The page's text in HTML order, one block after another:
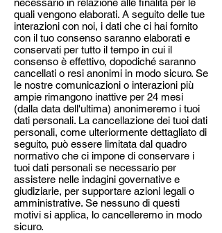
necessario in relazione alle finalità per le
quali vengono elaborati. A seguito delle tue
interazioni con noi, i dati che ci hai fornito
con il tuo consenso saranno elaborati e
conservati per tutto il tempo in cui il
consenso è effettivo, dopodiché saranno
cancellati o resi anonimi in modo sicuro. Se
le nostre comunicazioni o interazioni più
ampie rimangono inattive per 24 mesi
(dalla data dell'ultima) anonimeremo i tuoi
dati personali. La cancellazione dei tuoi dati
personali, come ulteriormente dettagliato di
seguito, può essere limitata dal quadro
normativo che ci impone di conservare i
tuoi dati personali se necessario per
assistere nelle indagini governative e
giudiziarie, per supportare azioni legali o
amministrative. Se nessuno di questi
motivi si applica, lo cancelleremo in modo
sicuro.